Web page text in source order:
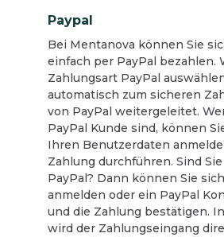
Paypal
Bei Mentanova können Sie
einfach per PayPal bezahlen.
Zahlungsart PayPal
automatisch zum sicheren
von PayPal weitergeleitet.
PayPal Kunde sind, können
Ihren Benutzerdaten
Zahlung durchführen. Sind
PayPal? Dann können Sie
anmelden oder ein PayPal
und die Zahlung bestätigen.
wird der Zahlungseingang